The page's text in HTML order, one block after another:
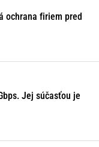
ochrana firiem pred
Jej súčasťou je